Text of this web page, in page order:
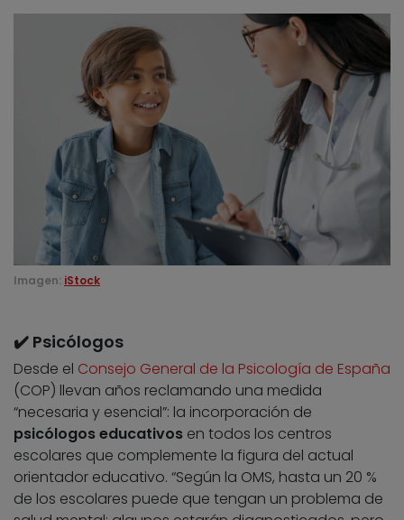
Imagen: iStock
✔️ Psicólogos
Desde el Consejo General de la Psicología de España
(COP) llevan años reclamando una medida
“necesaria y esencial”: la incorporación de
psicólogos educativos en todos los centros
escolares que complemente la figura del actual
orientador educativo. “Según la OMS, hasta un 20 %
de los escolares puede que tengan un problema de